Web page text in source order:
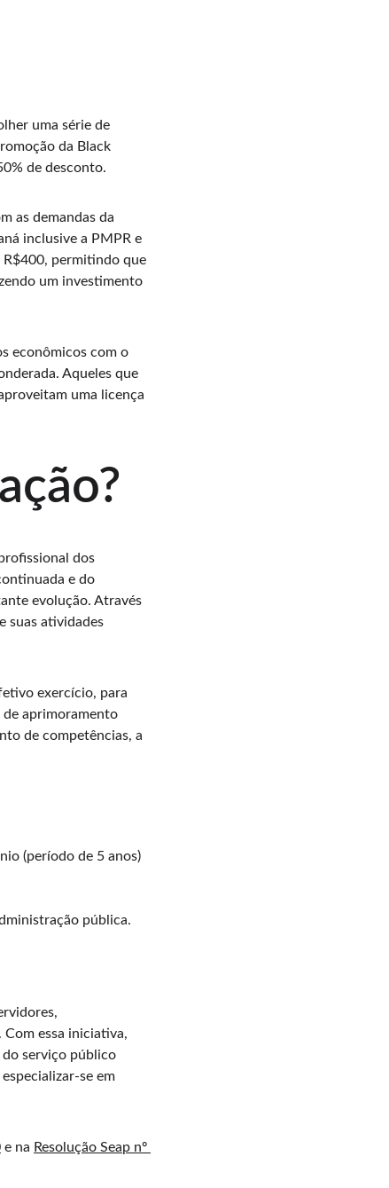
uma série de
da Black
de desconto.
as demandas da
inclusive a PMPR e
R$400, permitindo que
um investimento
econômicos com o
Aqueles que
uma licença
dos
e do
evolução. Através
suas atividades
exercício, para
aprimoramento
de competências, a
(período de 5 anos)
pública.
essa iniciativa,
do serviço público
se em
e na Resolução Seap nº